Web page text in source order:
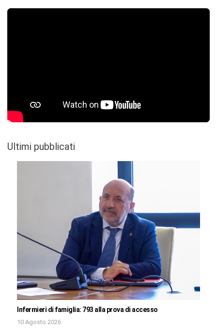
Ultimi pubblicati
Infermieri di famiglia: 793 alla prova di accesso
10 Agosto 2026